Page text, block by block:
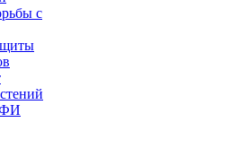
с